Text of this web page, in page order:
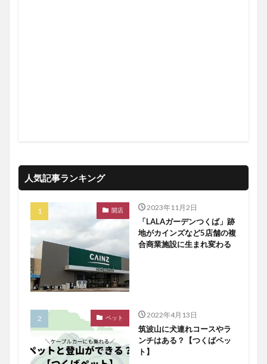
人気記事ランキング
開店 2023年11月2日
「LALAガーデンつくば」跡
地がカインズなど5店舗の複
合商業施設に生まれ変わる
ペット 2022年4月13日
筑波山に犬連れコースやラ
ンチはある？【つくばペッ
ト】